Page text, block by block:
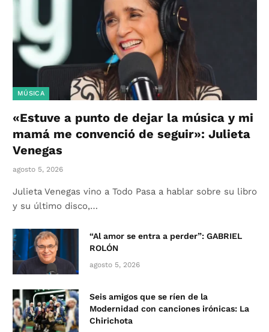
MÚSICA
«Estuve a punto de dejar la música y mi
mamá me convenció de seguir»: Julieta
Venegas
agosto 5, 2026
Julieta Venegas vino a Todo Pasa a hablar sobre su libro
y su último disco,…
“Al amor se entra a perder”: GABRIEL
ROLÓN
agosto 5, 2026
Seis amigos que se ríen de la
Modernidad con canciones irónicas: La
Chirichota